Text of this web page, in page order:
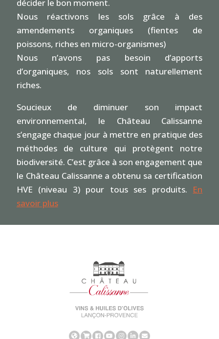
décider le bon moment.
Nous réactivons les sols grâce à des
amendements organiques (fientes de
poissons, riches en micro-organismes)
Nous n’avons pas besoin d’apports
d’organiques, nos sols sont naturellement
riches.
Soucieux de diminuer son impact
environnemental, le Château Calissanne
s’engage chaque jour à mettre en pratique des
méthodes de culture qui protègent notre
biodiversité. C’est grâce à son engagement que
le Château Calissanne a obtenu sa certification
HVE (niveau 3) pour tous ses produits.
En
savoir plus